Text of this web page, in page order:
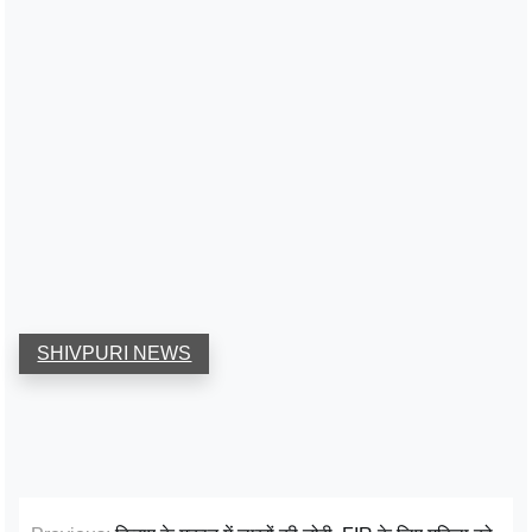
SHIVPURI NEWS